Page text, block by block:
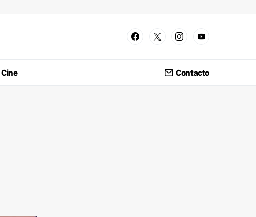
Cine Contacto